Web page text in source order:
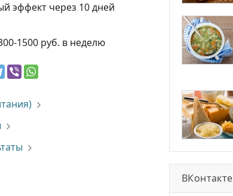
эффект через 10 дней
1500 руб. в неделю
ВКонтакте